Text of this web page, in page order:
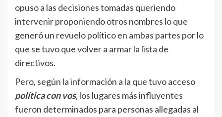
opuso a las decisiones tomadas queriendo
intervenir proponiendo otros nombres lo que
generó un revuelo político en ambas partes por lo
que se tuvo que volver a armar la lista de
directivos.
Pero, según la información a la que tuvo acceso
política con vos, los lugares más influyentes
fueron determinados para personas allegadas al